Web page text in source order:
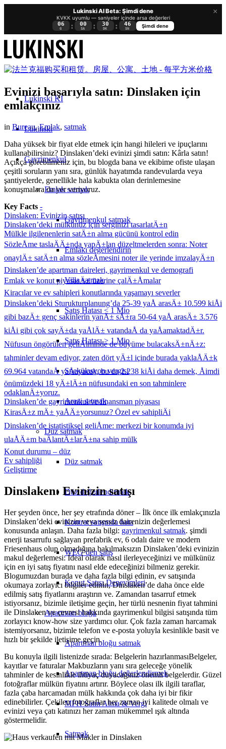
×
Lukinski AI Beta: Şimdi dene
KVKK uyumlu — saniyeler içinde arsa değerleri
06
G : 00
SA : 30
DK : 45
SN
Şimdi dene
Lukinski KI
Lukinski
Gayrimenkul
Emlak satmak
Gayrimenkul satmak
Emlakı değerlendirin
Villa satmak
Satış Hatası < 1 Mio
Satış Hatası > 1 Mio
Spekülasyon vergisi
Arazi satmak
Düzsatmak
Düz satmak
Düz değerlendirmek
Kontrat satışında hata
WEG’den satış
Konut Satışı Deneyimleri
Apartman bloğu
Apartman bloğu satmak
Apartman bloğu değerlendirmek
MFH Satın Alma & Vergi
Satmak
Evinizi başarıyla satın: Dinslaken için
emlakçınız
in Bureau,Emlak, satmak
Daha yüksek bir fiyat elde etmek için hangi hileleri ve ipuçlarını
kullanabilirsiniz? Dinslaken’deki evinizi şimdi satın: Kârla satın!
Açıkça görebilmeniz için, bu blogda bana ve ekibime ofiste ulaşan
çeşitli soruların yanı sıra, günlük hayatımda randevularda veya
şantiyelerde, genellikle hala kabukta olan derinlemesine
konuşmalara da yer veriyoruz.
Key Facts -
Dinslaken: Evinizin satışı
Dinslaken’deki mülkünüz için serginizi tasarlatÄ±n
Mülkle ilgilenenlerin satÄ±n alma gücünü kontrol edin
SözleÅme taslaÄÄ±nda yapÄ±lan düzeltmelerden sonra: Noter
onaylÄ± satÄ±n alma sözleÅmesini noter ile yerinde imzalayÄ±n
Dinslaken’de apartman daireleri, gayrimenkul ve demografi
Emlak ve konut piyasasÄ± üzerine çalÄ±Åmalar
Kiracılar ve ev sahipleri konutlarında yaşamayı severler
Dinslaken’deki Sturukturplanung’da 25-39 yaÅ arasÄ± 10.599 kiÅi
gibi bazÄ± genç sakinlerin yanÄ± sÄ±ra 50-64 yaÅ arasÄ± 3.576
kiÅi gibi çok sayÄ±da yaÅlÄ± vatandaÅ da yaÅamaktadÄ±r.
Nüfusun öngörülen geliÅiminde de büyüme bulacaksÄ±nÄ±z:
tahminler devam ediyor, zaten dört yÄ±l içinde burada yaklaÅÄ±k
69.964 vatandaÅ yaÅayacak, bu da 2.238 kiÅi daha demek, Åimdi
önümüzdeki 18 yÄ±lÄ±n nüfusundaki en son tahminlere
odaklanÄ±yoruz.
Dinslaken’de gayrimenkul ve finansman piyasası
KirasÄ±z mÄ± yaÅÄ±yorsunuz? Özel ev sahipliÄi
Dinslaken’de istatistiksel geliÅme: merkezi bir konumda iyi
ulaÅÄ±m baÄlantÄ±larÄ±na sahip mülk
Konut durumu – düz
Ev sahipliği
Geliştirme
Dinslaken: Evinizin satışı
Her şeyden önce, her şey etrafında döner – İlk önce ilk emlakçınızla
Dinslaken’deki evinizin veya sessiz dairenizin değerlemesi
konusunda anlaşın. Daha fazla bilgi: gayrimenkul satmak. şimdi
enerji tasarrufu sağlayan prefabrik ev, 6 odalı daire ve modern
Friesenhaus olup olmadığına bakılmaksızın Dinslaken’deki evinizin
makul değerlemesi: İdeal olarak nasıl ilerleyeceğinizi ve mülkünüz
için en iyi satış fiyatını nasıl elde edeceğinizi bilmeniz gerekir.
Blogumuzdan burada ve daha fazla bilgi edinin, ev satışında
okumaya zorlayıcı bilgiler edinin, Dinslaken’de daha önce elde
edilmiş satış fiyatlarını araştırın ve. Zamandan tasarruf etmek
istiyorsanız, bizimle iletişime geçin, her türlü nesnenin fiyat tahmini
ile Dinslaken ve çevresi hakkında gayrimenkul bilgisi satışında tüm
zorlayıcı know-how size yardımcı olur. Çok fazla zaman harcamak
istemiyorsanız, bizimle telefon ve e-posta yoluyla kesinlikle basit ve
hızlı bir şekilde iletişime geçin.
Bu konuyla ilgili listenizde sırada: Belgelerin hazırlanmasıBelgeler,
kayıtlar ve faturalar Makbuzların yanı sıra geleceğe yönelik
tahminler de kesinlikle ihtiyaç duyacağınız önemli belgelerdir. Güzel
fotoğraflar mülkün fiyatını artırır. Böylece olası ilk ilgili taraflar,
fazla çaba harcamadan mülk hakkında çok daha iyi bir fikir
edinebilirler. Çekilen fotoğraflar her zaman iyi kalitede olmalı ve
evinizi veya çatı katınızı her zaman mükemmel ışık altında
göstermelidir.